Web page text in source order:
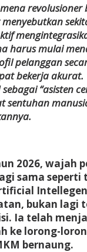
harus mulai
pelanggan
bekerja akurat.
“asisten
sentuhan
2026, wajah
sama
bukan lagi
Ia telah
ke lorong-
bernaung.